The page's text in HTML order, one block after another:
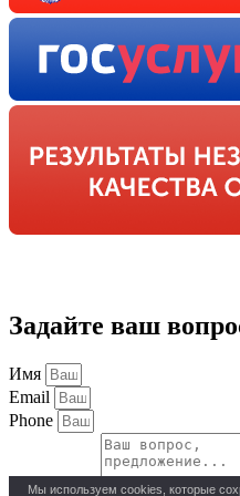
Мы используем cookies, которые
Задайте ваш
Имя
Email
Phone